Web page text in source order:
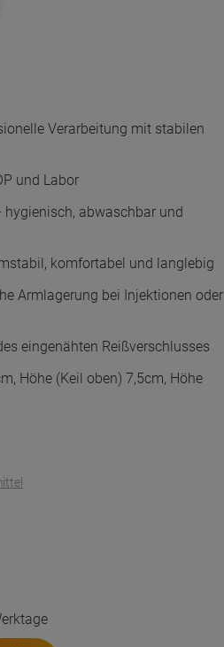
Verarbeitung mit stabilen
und Labor
abwaschbar und
komfortabel und langlebig
Armlagerung bei Injektionen oder
eingenähten Reißverschlusses
Höhe (Keil oben) 7,5cm, Höhe